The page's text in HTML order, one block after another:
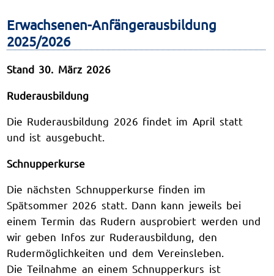
Erwachsenen-Anfängerausbildung
2025/2026
Stand 30. März 2026
Ruderausbildung
Die Ruderausbildung 2026 findet im April statt
und ist ausgebucht.
Schnupperkurse
Die nächsten Schnupperkurse finden im
Spätsommer 2026 statt. Dann kann jeweils bei
einem Termin das Rudern ausprobiert werden und
wir geben Infos zur Ruderausbildung, den
Rudermöglichkeiten und dem Vereinsleben.
Die Teilnahme an einem Schnupperkurs ist